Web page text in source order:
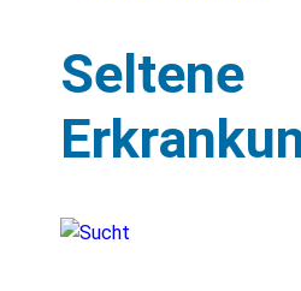
Seltene